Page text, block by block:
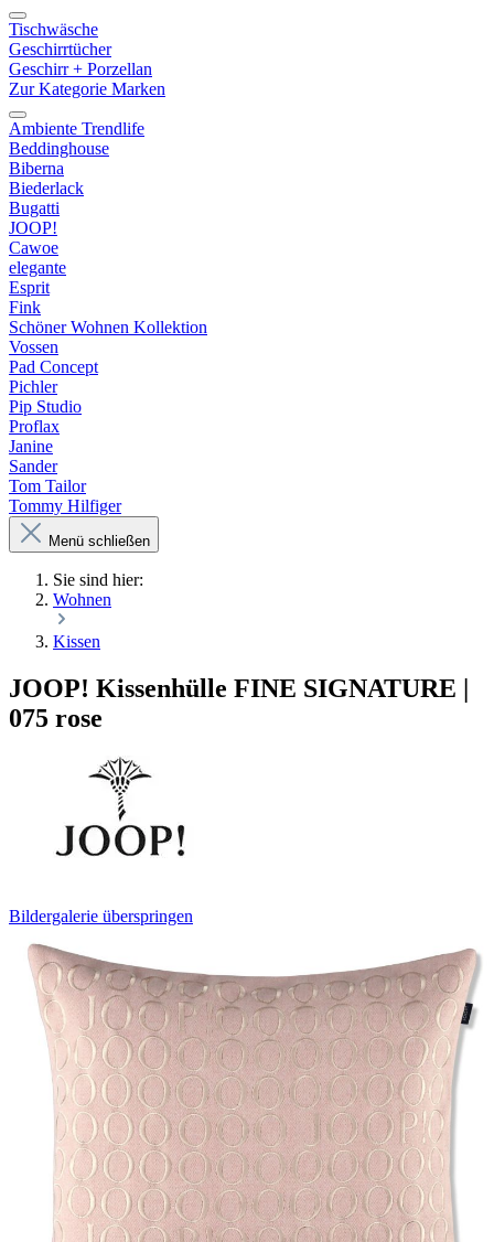
Tischwäsche
Geschirrtücher
Geschirr + Porzellan
Zur Kategorie Marken
Ambiente Trendlife
Beddinghouse
Biberna
Biederlack
Bugatti
JOOP!
Cawoe
elegante
Esprit
Fink
Schöner Wohnen Kollektion
Vossen
Pad Concept
Pichler
Pip Studio
Proflax
Janine
Sander
Tom Tailor
Tommy Hilfiger
Menü schließen
Sie sind hier:
Wohnen
Kissen
JOOP! Kissenhülle FINE SIGNATURE |
075 rose
Bildergalerie überspringen